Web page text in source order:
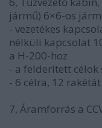
jármű) 6×6-os
- vezetékes
nélküli kapcsolat
a H-200-hoz
- a felderített célok
- 6 célra, 12
7, Áramforrás a